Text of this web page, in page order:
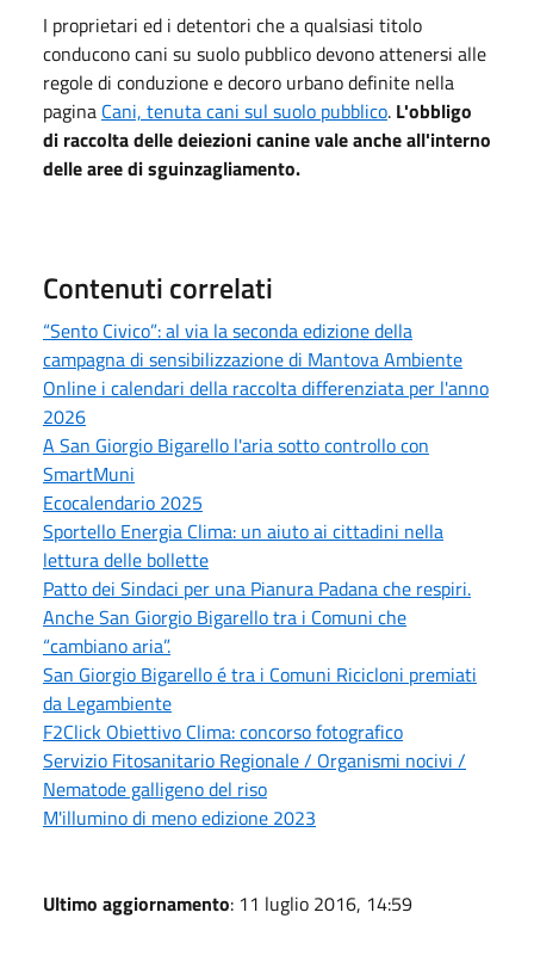
I proprietari ed i detentori che a qualsiasi titolo
conducono cani su suolo pubblico devono attenersi alle
regole di conduzione e decoro urbano definite nella
pagina Cani, tenuta cani sul suolo pubblico. L'obbligo
di raccolta delle deiezioni canine vale anche all'interno
delle aree di sguinzagliamento.
Contenuti correlati
“Sento Civico”: al via la seconda edizione della
campagna di sensibilizzazione di Mantova Ambiente
Online i calendari della raccolta differenziata per l'anno
2026
A San Giorgio Bigarello l'aria sotto controllo con
SmartMuni
Ecocalendario 2025
Sportello Energia Clima: un aiuto ai cittadini nella
lettura delle bollette
Patto dei Sindaci per una Pianura Padana che respiri.
Anche San Giorgio Bigarello tra i Comuni che
“cambiano aria”.
San Giorgio Bigarello é tra i Comuni Ricicloni premiati
da Legambiente
F2Click Obiettivo Clima: concorso fotografico
Servizio Fitosanitario Regionale / Organismi nocivi /
Nematode galligeno del riso
M'illumino di meno edizione 2023
Ultimo aggiornamento: 11 luglio 2016, 14:59